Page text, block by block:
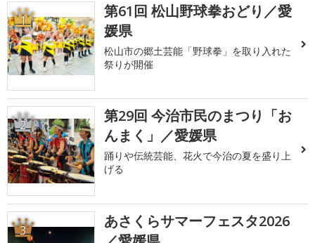
1
第61回 松山野球拳おどり／愛
媛県
松山市の郷土芸能「野球拳」を取り入れた
祭りが開催
2
第29回 今治市民のまつり「お
んまく」／愛媛県
踊りや伝統芸能、花火で今治の夏を盛り上
げる
3
あさくらサマーフェスタ2026